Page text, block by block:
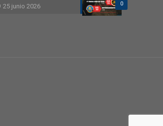
0
25 junio 2026